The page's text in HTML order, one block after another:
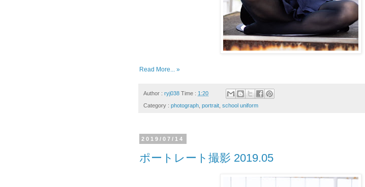
Read More... »
Author : ryj038 Time : 1:20
Category : photograph portrait school uniform
2019/07/14
ポートレート撮影 2019.05